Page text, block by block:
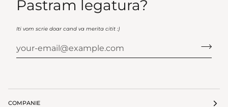
Pastram legatura?
Iti vom scrie doar cand va merita citit :)
COMPANIE